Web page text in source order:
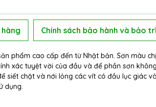
Chính sách bảo hành và bảo trì
phẩm cao cấp đến từ Nhật bản. Sơn màu
xác tuyệt vời của đầu và để phần sơn
siết chặt và nới lỏng các vít có đầu lục giác
dụng.